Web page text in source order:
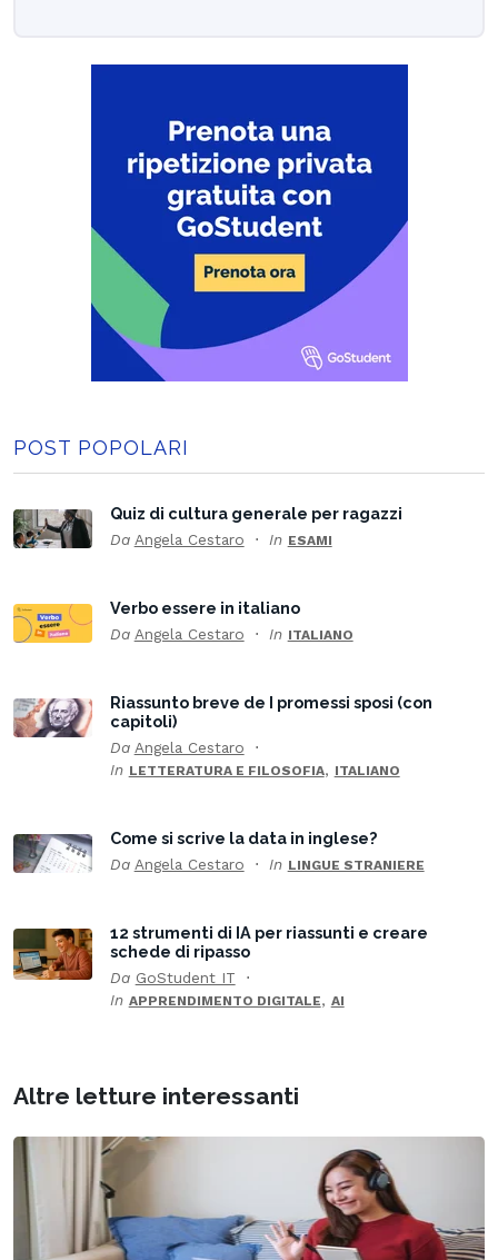
POST POPOLARI
Quiz di cultura generale per ragazzi
Da Angela Cestaro In ESAMI
Verbo essere in italiano
Da Angela Cestaro In ITALIANO
Riassunto breve de I promessi sposi (con
capitoli)
Da Angela Cestaro
In LETTERATURA E FILOSOFIA, ITALIANO
Come si scrive la data in inglese?
Da Angela Cestaro In LINGUE STRANIERE
12 strumenti di IA per riassunti e creare
schede di ripasso
Da GoStudent IT
In APPRENDIMENTO DIGITALE, AI
Altre letture interessanti